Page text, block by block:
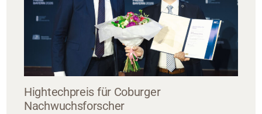
Hightechpreis für Coburger
Nachwuchsforscher